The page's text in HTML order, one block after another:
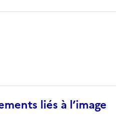
liés à l’image